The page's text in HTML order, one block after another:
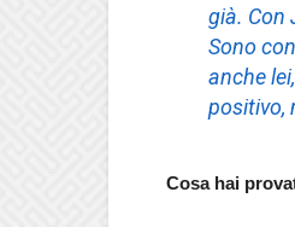
già. Con
Sono
anche
positivo,
Cosa hai